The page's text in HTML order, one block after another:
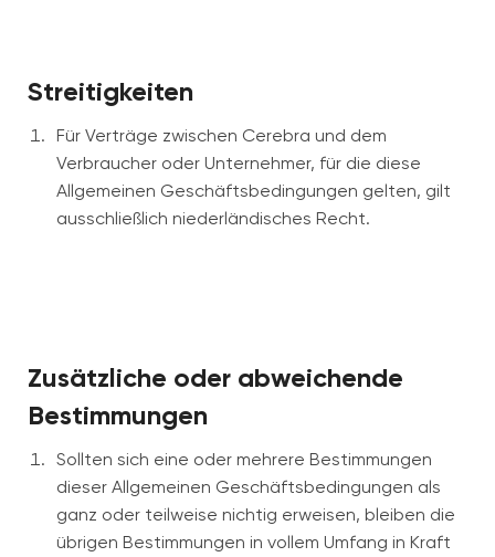
Streitigkeiten
Für Verträge zwischen Cerebra und dem
Verbraucher oder Unternehmer, für die diese
Allgemeinen Geschäftsbedingungen gelten, gilt
ausschließlich niederländisches Recht.
Zusätzliche oder abweichende
Bestimmungen
Sollten sich eine oder mehrere Bestimmungen
dieser Allgemeinen Geschäftsbedingungen als
ganz oder teilweise nichtig erweisen, bleiben die
übrigen Bestimmungen in vollem Umfang in Kraft